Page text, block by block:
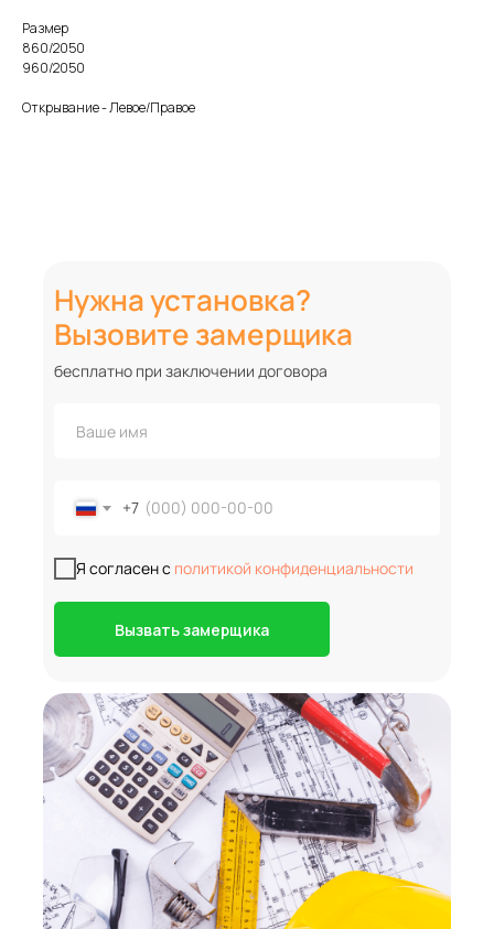
Размер
860/2050
960/2050
Открывание - Левое/Правое
Нужна установка?
Вызовите замерщика
+7
Я согласен с политикой конфиденциальности
Вызвать замерщика
бесплатно при заключении договора